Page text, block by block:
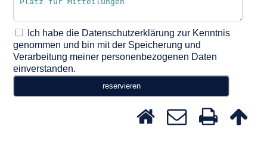
Ich habe die Datenschutzerklärung zur Kenntnis
genommen und bin mit der Speicherung und
Verarbeitung meiner personenbezogenen Daten
einverstanden.